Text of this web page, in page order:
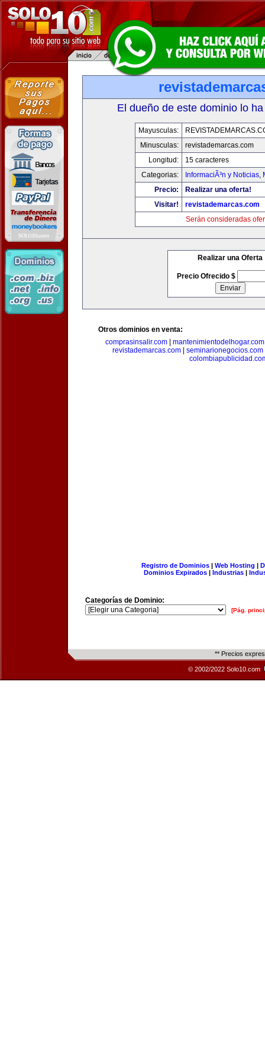
El dueño de este dominio lo
Mayusculas:
Minusculas:
revistademarcas.com
Longitud:
15 caracteres
Categorias:
InformaciÃ³n y Noticias,
Precio:
Realizar una oferta!
Visitar!
revistademarcas.com
Serán consideradas
Realizar una Oferta
Precio Ofrecido $
Otros dominios en venta:
comprasinsalir.com
mantenimientodelhogar.com
revistademarcas.com
seminarionegocios.com
Registro de Dominios| Web Hosting |
Dominios Expirados | Industrias |
Categorías de Dominio:
[Pág.
** Precios
© 2002/2022 Solo10.com